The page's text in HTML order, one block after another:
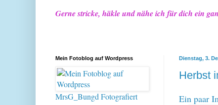
Gerne stricke, häkle und nähe ich für dich ein
Dienstag, 3.
Herbst
Ein paar
Mein Fotoblog auf Wordpress
MrsG_Bungd Fotografiert